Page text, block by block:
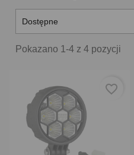
Dostępne
Pokazano 1-4 z 4 pozycji
favorite_border